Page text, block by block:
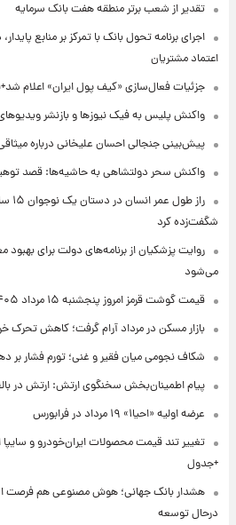
تقدیر از شعب برتر منطقه هفت بانک سرمایه
اجرای برنامه تحول بانک با تمرکز بر منابع
اعتماد مشتریان
جزئیات فعال‌سازی «کیف پول ایران» اعلام
واکنش پلیس به فیک نیوزها و بازنشر
پیش‌بینی جنجالی احسان علیخانی درباره
واکنش سحر دولتشاهی به حاشیه‌ها: قصد
راز
شگفت‌زده کرد
روایت پزشکیان از برنامه‌های دولت برای
می‌شود
قیمت گوشت قرمز امروز پنجشنبه ۱۵ مرداد ۱۴۰۵ +جدول
بازار مسکن در مرداد آرام گرفت؛ کاهش تحرک
شکاف نجومی میان فقیر و غنی؛ تورم فشار بر
پیام اطمینان‌بخش سخنگوی ارتش: ارتش در
عرضه اولیه «احیا۱» ۱۹ مرداد در فرابورس
+جدول
هشدار بانک جهانی؛ هوش مصنوعی هم فرصت
درحال توسعه